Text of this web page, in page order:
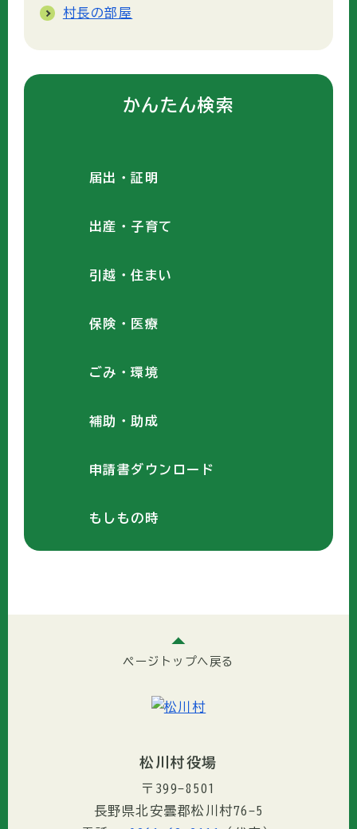
村長の部屋
かんたん検索
届出・証明
出産・子育て
引越・住まい
保険・医療
ごみ・環境
補助・助成
申請書ダウンロード
もしもの時
ページトップへ戻る
松川村役場
〒399-8501
長野県北安曇郡松川村76-5